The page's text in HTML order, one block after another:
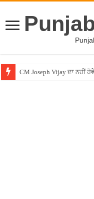
CM Joseph Vijay ਦਾ ਨਹੀਂ
Entertainment News –